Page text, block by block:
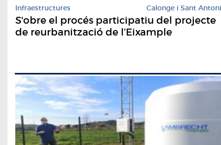
Infraestructures Calonge i Sant Antoni
S'obre el procés participatiu del projecte
de reurbanització de l’Eixample